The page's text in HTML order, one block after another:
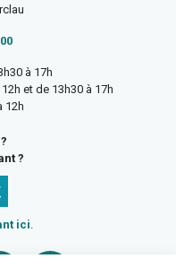
à 17h
et de 13h30 à 17h
12h
?
ici